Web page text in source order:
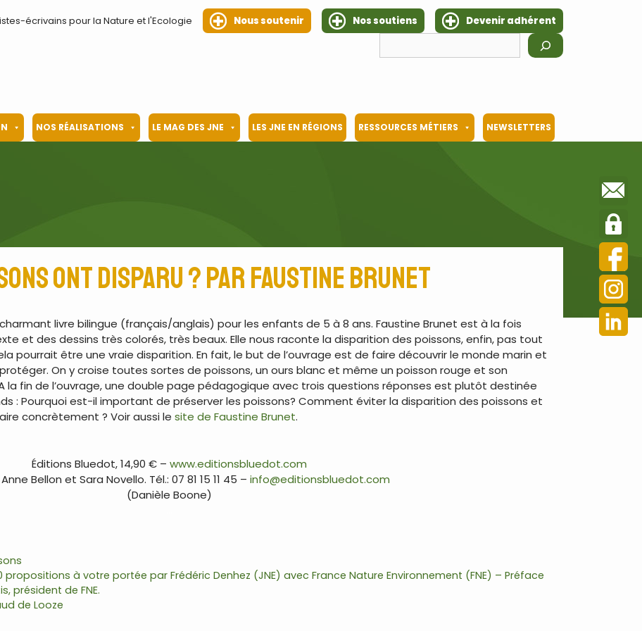
écrivains pour la Nature et l'Ecologie Nous soutenir Nos soutiens
Devenir adhérent
NOS RÉALISATIONS LE MAG DES JNE LES JNE EN RÉGIONS RESSOURCES MÉTIERS NEWSLETTERS
ont disparu ? par Faustine Brunet
livre bilingue (français/anglais) pour les enfants de 5 à 8 ans. Faustine Brunet est à la fois
et des dessins très colorés, très beaux. Elle nous raconte la disparition des poissons, enfin, pas tout
pourrait être une vraie disparition. En fait, le but de l’ouvrage est de faire découvrir le monde marin et
On y croise toutes sortes de poissons, un ours blanc et même un poisson rouge et son
la fin de l’ouvrage, une double page pédagogique avec trois questions réponses est plutôt destinée
: Pourquoi est-il important de préserver les poissons? Comment éviter la disparition des poissons et
concrètement ? Voir aussi le site de Faustine Brunet.
Éditions Bluedot, 14,90 € – www.editionsbluedot.com
Bellon et Sara Novello. Tél.: 07 81 15 11 45 – info@editionsbluedot.com
(Danièle Boone)
propositions à votre portée par Frédéric Denhez (JNE) avec France Nature Environnement (FNE) – Préface
président de FNE.
de Looze